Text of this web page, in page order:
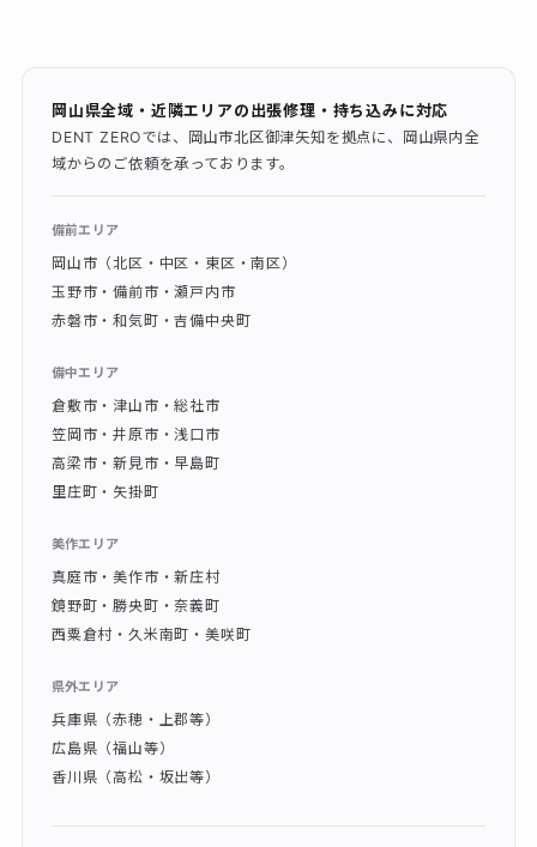
岡山県全域・近隣エリアの出張修理・持ち込みに対応
DENT ZEROでは、岡山市北区御津矢知を拠点に、岡山県内全
域からのご依頼を承っております。
備前エリア
岡山市（北区・中区・東区・南区）
玉野市・備前市・瀬戸内市
赤磐市・和気町・吉備中央町
備中エリア
倉敷市・津山市・総社市
笠岡市・井原市・浅口市
高梁市・新見市・早島町
里庄町・矢掛町
美作エリア
真庭市・美作市・新庄村
鏡野町・勝央町・奈義町
西粟倉村・久米南町・美咲町
県外エリア
兵庫県（赤穂・上郡等）
広島県（福山等）
香川県（高松・坂出等）